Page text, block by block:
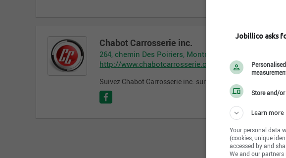
Chabot Carrosserie inc.
264, chemin Des Poiriers, Montmagny , QC G5V 4S5
http://www.chabotcarrosserie.com
Suivez Chabot Carrosserie inc. sur les réseaux sociaux
Jobillico asks
Store and/
Learn more
Your personal data
(cookies, unique
accessed by and
We and our partners